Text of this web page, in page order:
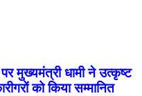
मुख्यमंत्री धामी ने उत्कृष्ट
को किया सम्मानित